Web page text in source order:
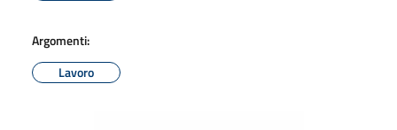
Argomenti:
Lavoro